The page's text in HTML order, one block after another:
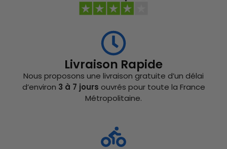
Livraison Rapide
Nous proposons une livraison gratuite d’un délai
d’environ 3 à 7 jours ouvrés pour toute la France
Métropolitaine.